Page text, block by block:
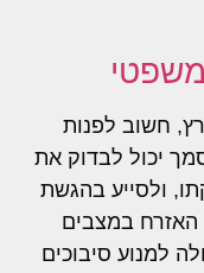
משפטי
חשוב לפנות
יכול לבדוק את
ולסייע בהגשת
האזרח במצבים
למנוע סיבוכים